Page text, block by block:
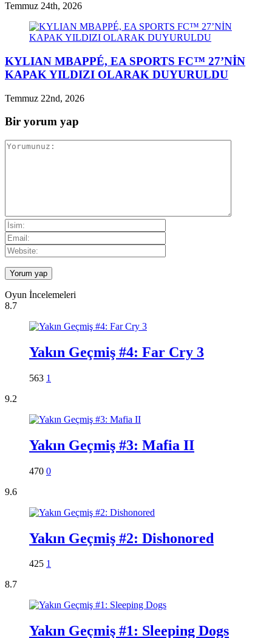
Temmuz 24th, 2026
KYLIAN MBAPPÉ, EA SPORTS FC™ 27’NİN
KAPAK YILDIZI OLARAK DUYURULDU
Temmuz 22nd, 2026
Bir yorum yap
Oyun İncelemeleri
8.7
Yakın Geçmiş #4: Far Cry 3
563 1
9.2
Yakın Geçmiş #3: Mafia II
470 0
9.6
Yakın Geçmiş #2: Dishonored
425 1
8.7
Yakın Geçmiş #1: Sleeping Dogs